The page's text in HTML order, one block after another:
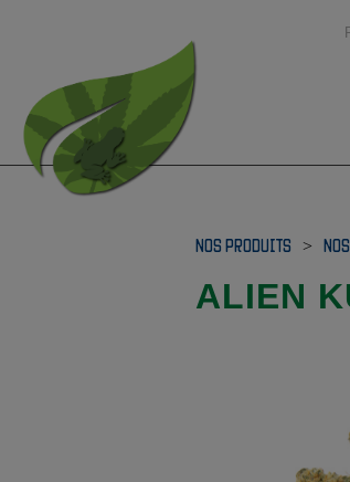
NOS PRODUITS >
ALIEN